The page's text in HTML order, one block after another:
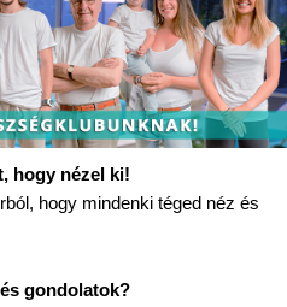
hogy nézel ki!
hogy mindenki téged néz és
gondolatok?